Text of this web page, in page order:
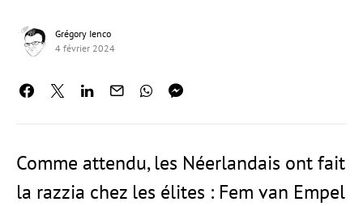
Grégory Ienco
4 février 2024
Comme attendu, les Néerlandais ont fait
la razzia chez les élites : Fem van Empel